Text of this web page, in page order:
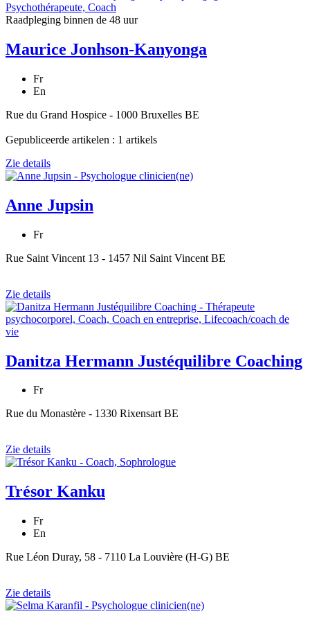
Raadpleging binnen de 48 uur
Maurice Jonhson-Kanyonga
Fr
En
Rue du Grand Hospice - 1000 Bruxelles BE
Gepubliceerde artikelen : 1 artikels
Zie details
Anne Jupsin
Fr
Rue Saint Vincent 13 - 1457 Nil Saint Vincent BE
Zie details
Danitza Hermann Justéquilibre Coaching
Fr
Rue du Monastère - 1330 Rixensart BE
Zie details
Trésor Kanku
Fr
En
Rue Léon Duray, 58 - 7110 La Louvière (H-G) BE
Zie details